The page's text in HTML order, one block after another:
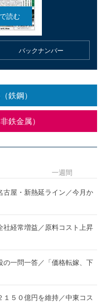
バックナンバー
鉄鋼）
鉄金属）
古屋・新熱延ライン／今月か
経常増益／原料コスト上昇
一問一答／「価格転嫁、下
１５０億円を維持／中東コス
一週間